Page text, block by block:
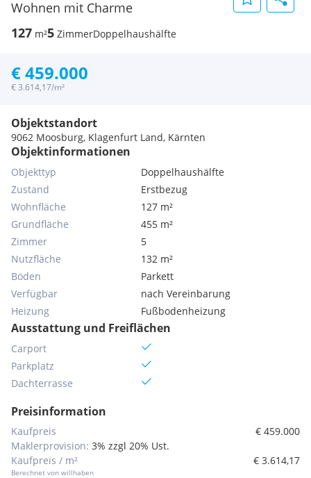
Wohnen mit Charme
127 m²5 ZimmerDoppelhaushälfte
€ 459.000
€ 3.614,17/m²
Objektstandort
9062 Moosburg, Klagenfurt Land, Kärnten
Objektinformationen
Objekttyp
Doppelhaushälfte
Zustand
Erstbezug
Wohnfläche
127 m²
Grundfläche
455 m²
Zimmer
5
Nutzfläche
132 m²
Böden
Parkett
Verfügbar
nach Vereinbarung
Heizung
Fußbodenheizung
Ausstattung und Freiflächen
Carport
Parkplatz
Dachterrasse
Preisinformation
Kaufpreis
€ 459.000
Maklerprovision: 3% zzgl 20% Ust.
Kaufpreis / m²
Berechnet von willhaben
€ 3.614,17